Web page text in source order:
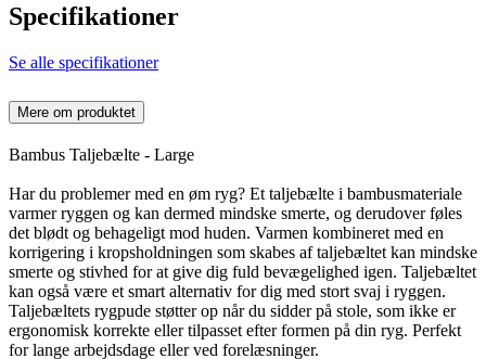
Specifikationer
Se alle specifikationer
Mere om produktet
Bambus Taljebælte - Large
Har du problemer med en øm ryg? Et taljebælte i bambusmateriale
varmer ryggen og kan dermed mindske smerte, og derudover føles
det blødt og behageligt mod huden. Varmen kombineret med en
korrigering i kropsholdningen som skabes af taljebæltet kan mindske
smerte og stivhed for at give dig fuld bevægelighed igen. Taljebæltet
kan også være et smart alternativ for dig med stort svaj i ryggen.
Taljebæltets rygpude støtter op når du sidder på stole, som ikke er
ergonomisk korrekte eller tilpasset efter formen på din ryg. Perfekt
for lange arbejdsdage eller ved forelæsninger.